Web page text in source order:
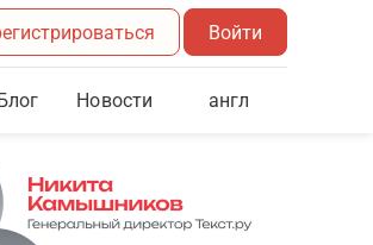
Войти
Новости англ